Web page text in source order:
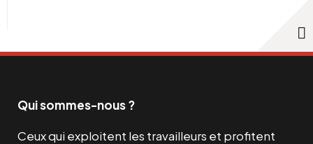
Qui sommes-nous ?
Ceux qui exploitent les travailleurs et profitent